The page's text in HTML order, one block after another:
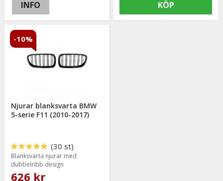
INFO KÖP
Njurar blanksvarta BMW
5-serie F11 (2010-2017)
(30 st)
Blanksvarta njurar med
dubbelribb design
626 kr
-10%